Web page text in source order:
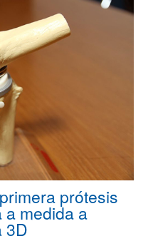
prótesis
a medida a
3D